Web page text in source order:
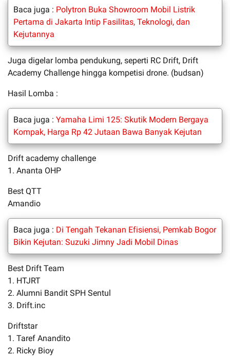
Baca juga : Polytron Buka Showroom Mobil Listrik
Pertama di Jakarta Intip Fasilitas, Teknologi, dan
Kejutannya
Juga digelar lomba pendukung, seperti RC Drift, Drift
Academy Challenge hingga kompetisi drone. (budsan)
Hasil Lomba :
Baca juga : Yamaha Limi 125: Skutik Modern Bergaya
Kompak, Harga Rp 42 Jutaan Bawa Banyak Kejutan
Drift academy challenge
1. Ananta OHP
Best QTT
Amandio
Baca juga : Di Tengah Tekanan Efisiensi, Pemkab Bogor
Bikin Kejutan: Suzuki Jimny Jadi Mobil Dinas
Best Drift Team
1. HTJRT
2. Alumni Bandit SPH Sentul
3. Drift.inc
Driftstar
1. Taref Anandito
2. Ricky Bioy